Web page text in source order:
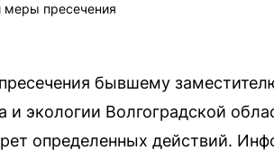
меры пресечения
бывшему
и экологии Волгоградской
определенных действий.